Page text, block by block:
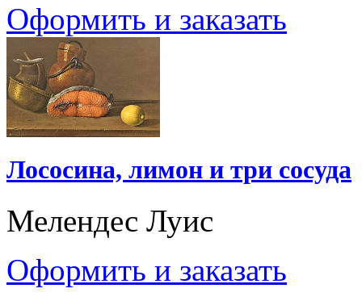
Оформить и заказать
Лососина, лимон и три сосуда
Мелендес Луис
Оформить и заказать